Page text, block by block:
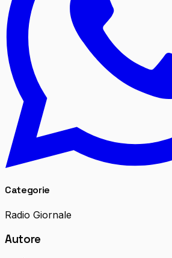
Categorie
Radio Giornale
Autore